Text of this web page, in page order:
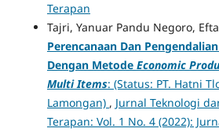
Terapan
Tajri, Yanuar Pandu Negoro,
Perencanaan Dan
Dengan Metode Economic
Multi Items: (Status: PT. Hatni
Lamongan) , Jurnal Teknologi
Terapan: Vol. 1 No. 4 (2022):